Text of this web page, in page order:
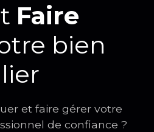
bien
Faire
bien
et faire gérer votre
de confiance ?